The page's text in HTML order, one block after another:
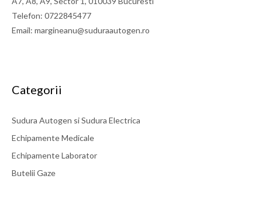
Telefon: 0722845477
Email: margineanu@suduraautogen.ro
Categorii
Sudura Autogen si Sudura Electrica
Echipamente Medicale
Echipamente Laborator
Butelii Gaze